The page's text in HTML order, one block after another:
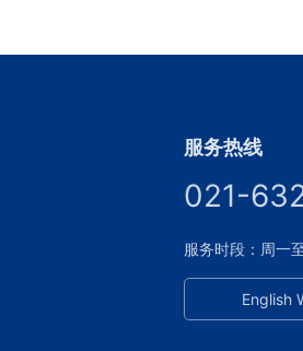
服务热线
021-
服务时段：周一
English